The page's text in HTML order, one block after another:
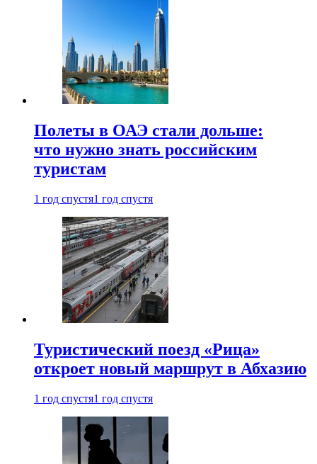
Полеты в ОАЭ стали дольше:
что нужно знать российским
туристам
1 год спустя1 год спустя
Туристический поезд «Рица»
откроет новый маршрут в Абхазию
1 год спустя1 год спустя